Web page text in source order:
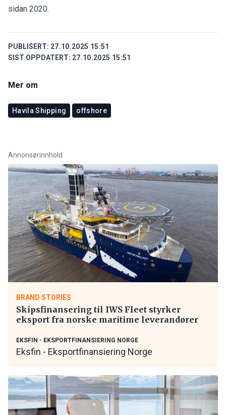
sidan 2020.
PUBLISERT: 27.10.2025 15:51
SIST OPPDATERT: 27.10.2025 15:51
Mer om
Havila Shipping offshore
Annonsørinnhold
BRAND STORIES
Skipsfinansering til IWS Fleet styrker
eksport fra norske maritime leverandører
EKSFIN - EKSPORTFINANSIERING NORGE
Eksfin - Eksportfinansiering Norge